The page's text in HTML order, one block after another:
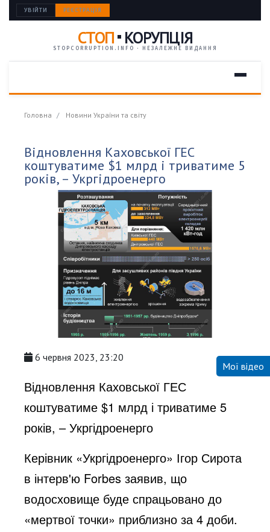
УВІЙТИ РЕЄСТРАЦІЯ
СТОП КОРУПЦІЯ
STOPCORRUPTION.INFO · НЕЗАЛЕЖНЕ ВИДАННЯ
Головна Новини України та світу
Відновлення Каховської ГЕС
коштуватиме $1 млрд і триватиме 5
років, – Укргідроенерго
6 червня 2023, 23:20
Відновлення Каховської ГЕС
коштуватиме $1 млрд і триватиме 5
років, – Укргідроенерго
Керівник «Укргідроенерго» Ігор Сирота
в інтерв'ю Forbes заявив, що
водосховище буде спрацьовано до
«мертвої точки» приблизно за 4 доби.
Мої відео